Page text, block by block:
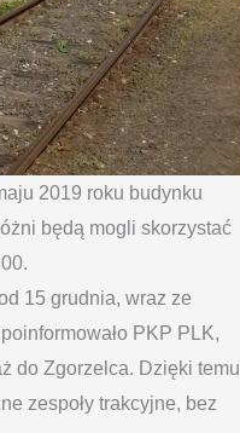
2019 roku budynku
będą mogli skorzystać
15 grudnia, wraz ze
PKP PLK,
do Zgorzelca. Dzięki temu
zespoły trakcyjne, bez